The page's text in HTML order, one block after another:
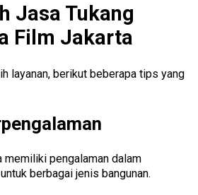
Jasa Tukang
Film Jakarta
layanan, berikut beberapa tips yang
memiliki pengalaman dalam
berbagai jenis bangunan.